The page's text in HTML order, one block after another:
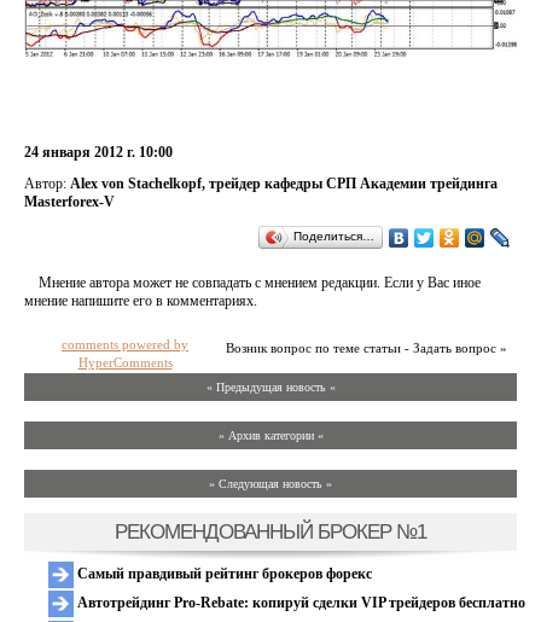
24 января 2012 г. 10:00
Автор: Alex von Stachelkopf, трейдер кафедры СРП Академии трейдинга
Masterforex-V
Поделиться…
Мнение автора может не совпадать с мнением редакции. Если у Вас иное
мнение напишите его в комментариях.
Возник вопрос по теме статьи - Задать вопрос »
comments powered by
HyperComments
« Предыдущая новость «
» Архив категории «
» Следующая новость »
РЕКОМЕНДОВАННЫЙ БРОКЕР №1
Самый правдивый рейтинг брокеров форекс
Автотрейдинг Pro-Rebate: копируй сделки VIP трейдеров бесплатно